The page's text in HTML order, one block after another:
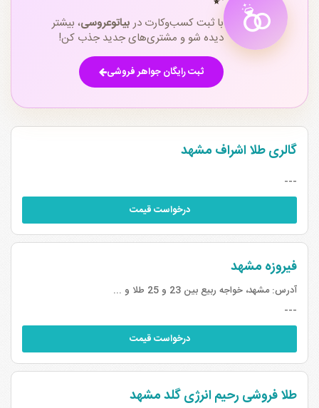
با ثبت کسب‌وکارت دربیاتوعروسی، بیشتر
دیده شو و مشتری‌های جدید جذب کن!
ثبت رایگان جواهر فروشی
گالری طلا اشراف مشهد
---
درخواست قیمت
فیروزه مشهد
آدرس:مشهد، خواجه ربیع بین 23 و 25 طلا و ...
---
درخواست قیمت
طلا فروشی رحیم انرژی گلد مشهد